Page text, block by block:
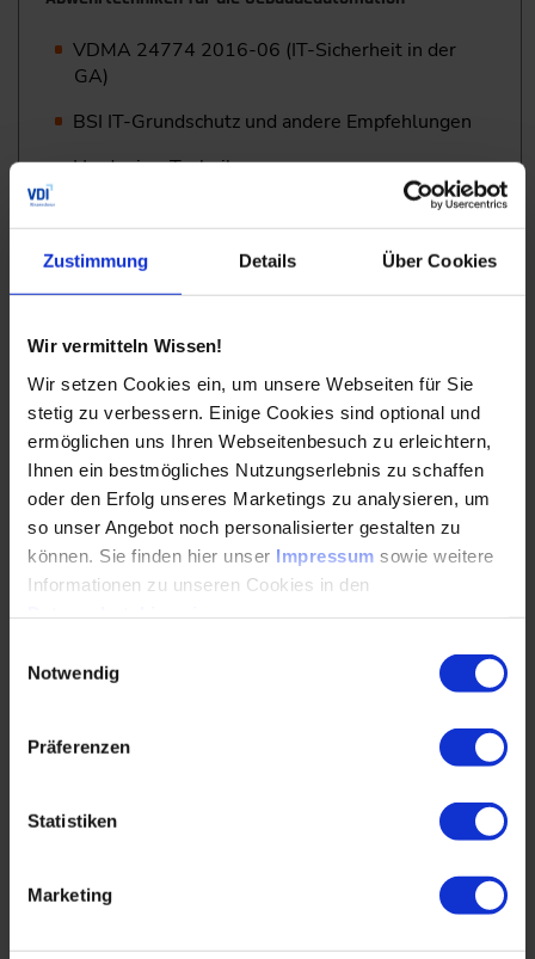
Zustimmung Details Über Cookies
Wir vermitteln Wissen!
Wir setzen Cookies ein, um unsere Webseiten für Sie
stetig zu verbessern. Einige Cookies sind optional und
ermöglichen uns Ihren Webseitenbesuch zu erleichtern,
Ihnen ein bestmögliches Nutzungserlebnis zu schaffen
oder den Erfolg unseres Marketings zu analysieren, um
so unser Angebot noch personalisierter gestalten zu
können. Sie finden hier unser Impressum sowie weitere
Informationen zu unseren Cookies in den
Notwendig
Präferenzen
Statistiken
Marketing
VDMA 24774 2016-06 (IT-Sicherheit in der
GA)
BSI IT-Grundschutz und andere Empfehlungen
Hardening-Techniken
Updates/Upgrades und damit verbundene
IPsec, mit Anwendungsgebieten und Grenzen
Schutz durch Virtualisierung und Container
Berechtigungsmanagement
Praktische Absicherung eines GA-Systems anhand eines
Beispiels (interaktiv)
Risikobetrachtung bei Betrieb und Entwicklung
Wartung und Fernwartung
Besonderheiten bei der Absicherung von
Herunterladen